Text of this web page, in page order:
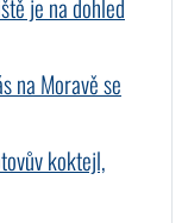
je na dohled
na Moravě se
koktejl,